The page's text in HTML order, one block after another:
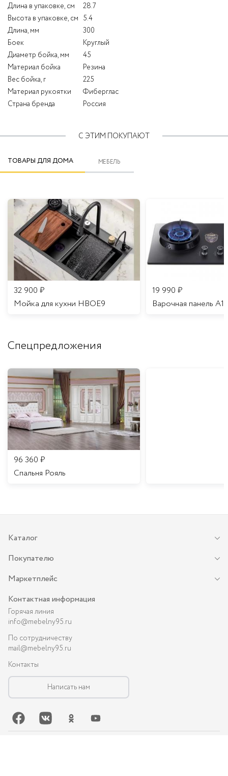
Длина в упаковке, см
28.7
Высота в упаковке, см 5.4
Длина, мм
300
Боек
Круглый
Диаметр бойка, мм
45
Материал бойка
Резина
Вес бойка, г
225
Материал рукоятки
Фиберглас
Страна бренда
Россия
С ЭТИМ ПОКУПАЮТ
ТОВАРЫ ДЛЯ ДОМА МЕБЕЛЬ
32 900 ₽
Мойка для кухни HBOE9
19 990 ₽
Варочная панель A16
Спецпредложения
96 360 ₽
Спальня Рояль
Каталог
Покупателю
Маркетплейс
Контактная информация
Горячая линия
info@mebelny95.ru
По сотрудничеству
mail@mebelny95.ru
Контакты
Написать нам